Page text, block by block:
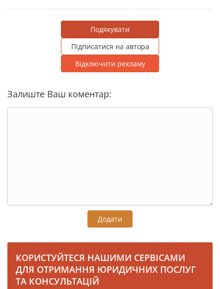
Подякувати
Підписатися на автора
Відключити рекламу
Залиште Ваш коментар:
Додати
КОРИСТУЙТЕСЯ НАШИМИ СЕРВІСАМИ
ДЛЯ ОТРИМАННЯ ЮРИДИЧНИХ ПОСЛУГ
ТА КОНСУЛЬТАЦІЙ